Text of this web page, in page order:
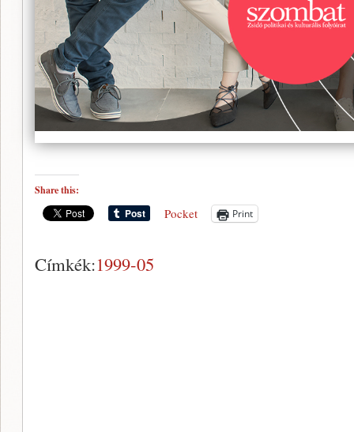
Share this:
Pocket Print
Címkék:1999-05